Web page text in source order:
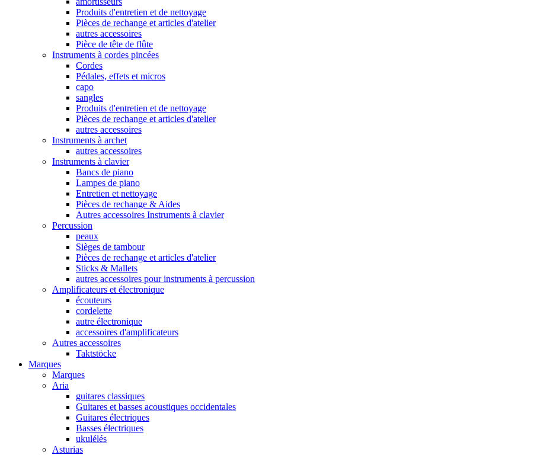
Produits d'entretien et de nettoyage
Pièces de rechange et articles d'atelier
autres accessoires
Pièce de tête de flûte
Instruments à cordes pincées
Cordes
Pédales, effets et micros
capo
sangles
Produits d'entretien et de nettoyage
Pièces de rechange et articles d'atelier
autres accessoires
Instruments à archet
autres accessoires
Instruments à clavier
Bancs de piano
Lampes de piano
Entretien et nettoyage
Pièces de rechange & Aides
Autres accessoires Instruments à clavier
Percussion
peaux
Sièges de tambour
Pièces de rechange et articles d'atelier
Sticks & Mallets
autres accessoires pour instruments à percussion
Amplificateurs et électronique
écouteurs
cordelette
autre électronique
accessoires d'amplificateurs
Autres accessoires
Taktstöcke
Marques
Marques
Aria
guitares classiques
Guitares et basses acoustiques occidentales
Guitares électriques
Basses électriques
ukulélés
Asturias